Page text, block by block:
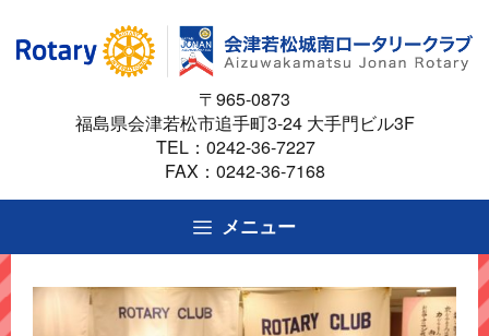
ス
ッ
プ
〒965-0873
福島県会津若松市追手町3-24 大手門ビル3F
TEL： 0242-36-7227
FAX：0242-36-7168
メニュー